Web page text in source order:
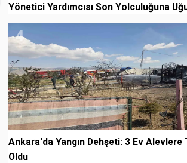
Yönetici Yardımcısı Son Yolculuğuna
4
Ankara'da Yangın Dehşeti: 3 Ev Alevlere
Oldu